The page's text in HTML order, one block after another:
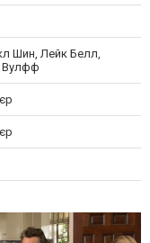
Шин, Лейк Белл,
Вулфф